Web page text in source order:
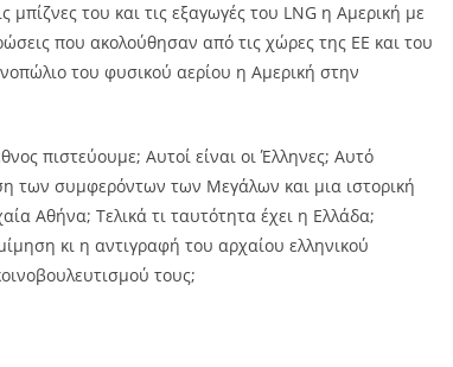
του και τις εξαγωγές του LNG η Αμερική με
που ακολούθησαν από τις χώρες της ΕΕ και του
του φυσικού αερίου η Αμερική στην
πιστεύουμε; Αυτοί είναι οι Έλληνες; Αυτό
των συμφερόντων των Μεγάλων και μια ιστορική
Αθήνα; Τελικά τι ταυτότητα έχει η Ελλάδα;
κι η αντιγραφή του αρχαίου ελληνικού
τους;